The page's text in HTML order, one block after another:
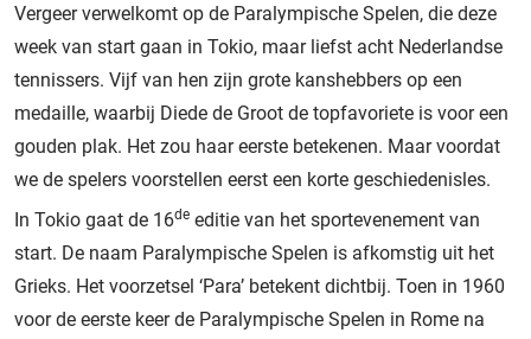
Vergeer verwelkomt op de Paralympische Spelen, die deze
week van start gaan in Tokio, maar liefst acht Nederlandse
tennissers. Vijf van hen zijn grote kanshebbers op een
medaille, waarbij Diede de Groot de topfavoriete is voor een
gouden plak. Het zou haar eerste betekenen. Maar voordat
we de spelers voorstellen eerst een korte geschiedenisles.
In Tokio gaat de 16de editie van het sportevenement van
start. De naam Paralympische Spelen is afkomstig uit het
Grieks. Het voorzetsel ‘Para’ betekent dichtbij. Toen in 1960
voor de eerste keer de Paralympische Spelen in Rome na